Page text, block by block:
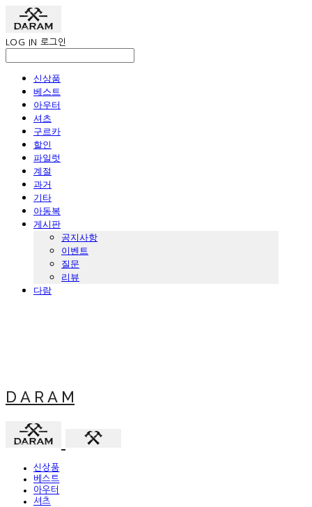
LOG IN 로그인
신상품
베스트
아우터
셔츠
구르카
할인
파일럿
계절
과거
기타
아동복
게시판
공지사항
이벤트
질문
리뷰
다람
D A R A M
신상품
베스트
아우터
셔츠